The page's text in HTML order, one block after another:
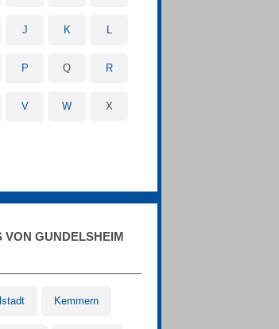
J K L
P Q R
V W X
VON GUNDELSHEIM
Kemmern